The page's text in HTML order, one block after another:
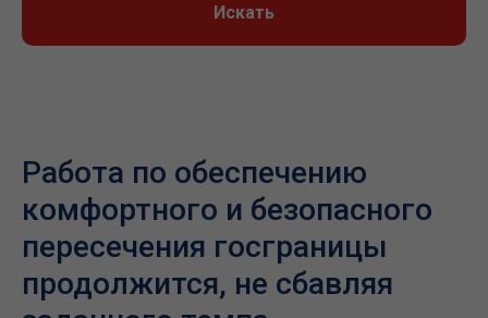
Искать
Работа по обеспечению
комфортного и безопасного
пересечения госграницы
продолжится, не сбавляя